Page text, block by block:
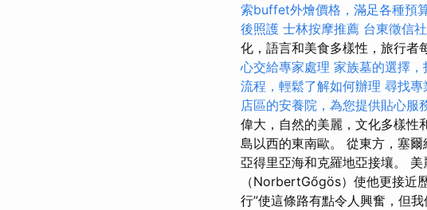
索buffet外燴價格，滿足各種預
後照護 士林按摩推薦 台東徵信
化，語言和美食多樣性，旅行者
心交給專家處理 家族墓的選擇
流程，輕鬆了解如何辦理 尋找專
店區的安養院，為您提供貼心服
偉大，自然的美麗，文化多樣性
島以西的東南歐。 從東方，塞
亞得里亞海和克羅地亞接壤。
（NorbertGőgös）使他更接近
行”使這條路有點令人興奮，但我